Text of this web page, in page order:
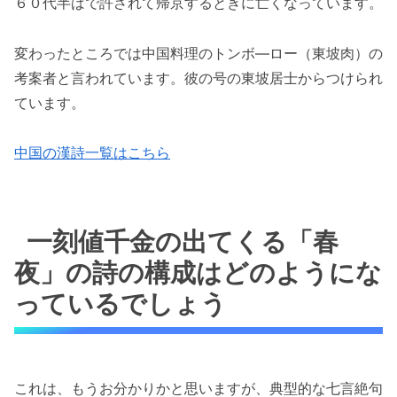
変わったところでは中国料理のトンボ―ロー（東坡肉）の
考案者と言われています。彼の号の東坡居士からつけられ
ています。
中国の漢詩一覧はこちら
一刻値千金の出てくる「春
夜」の詩の構成はどのようにな
っているでしょう
これは、もうお分かりかと思いますが、典型的な七言絶句